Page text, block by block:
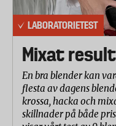
LABORATORIETEST
Mixat
En bra blender kan
flesta av dagens
krossa, hacka och
skillnader på både